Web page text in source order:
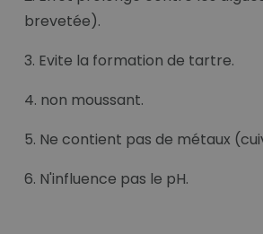
brevetée).
3. Evite la formation de tartre.
4. non moussant.
5. Ne contient pas de métaux
6. N'influence pas le pH.